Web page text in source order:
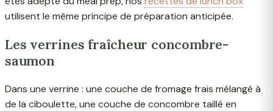
utilisent le même principe de préparation anticipée.
Les verrines fraîcheur concombre-
saumon
Dans une verrine : une couche de fromage frais mélangé à
de la ciboulette, une couche de concombre taillé en